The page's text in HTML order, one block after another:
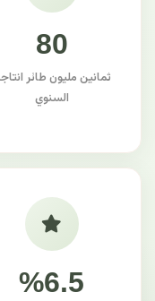
80
ثمانين مليون طائر
السنوي
%6.5